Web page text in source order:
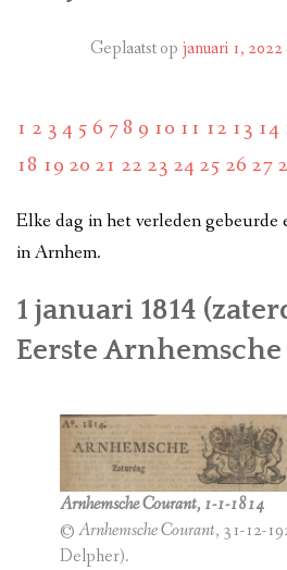
KAREL VAN GELRE
ACTIVITEITEN
OVER ONS
Geplaatst op januari 1, 2022
1 2 34 5 6 78 9 10 11 12 13 14
18 19 20 21 22 23 24 25 26 27
Elke dag in het verleden
in Arnhem.
1 januari 1814
Eerste
Arnhemsche Courant, 1-1-1814
©Arnhemsche Courant, 31-12-
Delpher).